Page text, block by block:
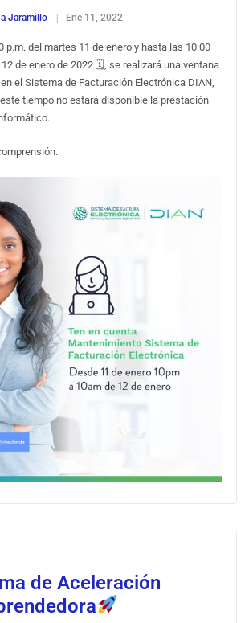
Jaramillo Ene 11, 2022
p.m. del martes 11 de enero y hasta las 10:00
de enero de 2022 🗓, se realizará una ventana
el Sistema de Facturación Electrónica DIAN,
tiempo no estará disponible la prestación
de Aceleración